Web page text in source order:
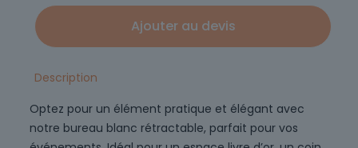
Ajouter au devis
Description
Optez pour un élément pratique et élégant avec
notre bureau blanc rétractable, parfait pour vos